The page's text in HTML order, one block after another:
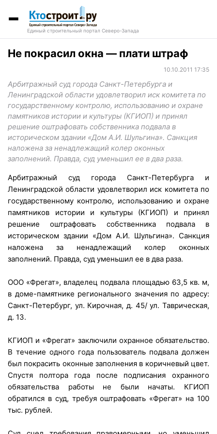
Единый строительный портал Северо-Запада
Не покрасил окна — плати штраф
10.10.2011 17:35
Арбитражный суд города Санкт-Петербурга и
Ленинградской области удовлетворил иск комитета по
государственному контролю, использованию и охране
памятников истории и культуры (КГИОП) и принял
решение оштрафовать собственника подвала в
историческом здании «Дом А.И. Шульгина». Санкция
наложена за ненадлежащий колер оконных
заполнений. Правда, суд уменьшил ее в два раза.
Арбитражный суд города Санкт-Петербурга и
Ленинградской области удовлетворил иск комитета по
государственному контролю, использованию и охране
памятников истории и культуры (КГИОП) и принял
решение оштрафовать собственника подвала в
историческом здании «Дом А.И. Шульгина». Санкция
наложена за ненадлежащий колер оконных
заполнений. Правда, суд уменьшил ее в два раза.
ООО «Фрегат», владелец подвала площадью 63,5 кв. м,
в доме-памятнике регионального значения по адресу:
Санкт-Петербург, ул. Кирочная, д. 45/ ул. Таврическая,
д. 13.
КГИОП и «Фрегат» заключили охранное обязательство.
В течение одного года пользователь подвала должен
был покрасить оконные заполнения в коричневый цвет.
Спустя полтора года после подписания охранного
обязательства работы не были начаты. КГИОП
обратился в суд, требуя оштрафовать «Фрегат» на 100
тыс. рублей.